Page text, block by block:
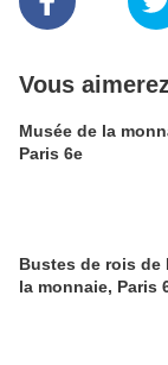
Vous
Musée de la
Paris 6e
Bustes de rois de
la monnaie, Paris